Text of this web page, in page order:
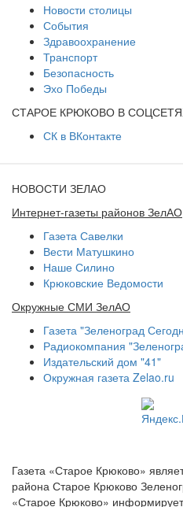
Новости столицы
События
Здравоохранение
Транспорт
Безопасность
Эхо Победы
СТАРОЕ КРЮКОВО В
СК в ВКонтакте
НОВОСТИ ЗЕЛАО
Интернет-газеты районов ЗелАО
Газета Савелки
Вести Матушкино
Наше Силино
Крюковские Ведомости
Окружные СМИ ЗелАО
Газета "Зеленоград
Радиокомпания
Издательский дом "41"
Окружная газета Zelao.ru
Газета «Старое Крюково»
района Старое Крюково
«Старое Крюково»